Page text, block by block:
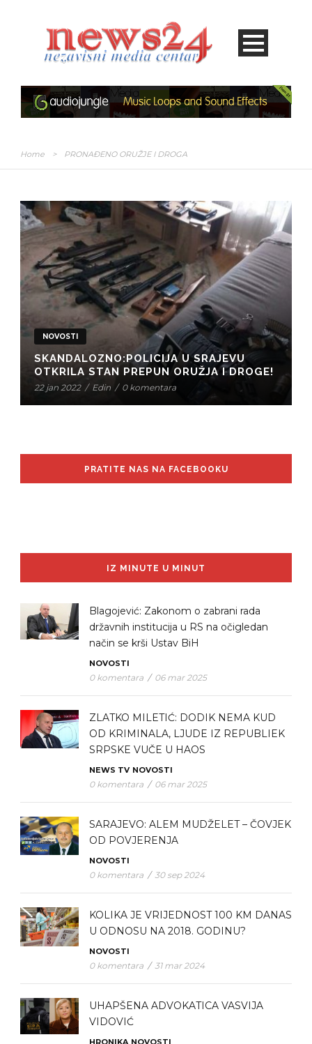
Home > PRONAĐENO ORUŽJE I DROGA
NOVOSTI
SKANDALOZNO:POLICIJA U SRAJEVU
OTKRILA STAN PREPUN ORUŽJA I DROGE!
22 jan 2022 / Edin / 0 komentara
PRATITE NAS NA FACEBOOKU
IZ MINUTE U MINUT
Blagojević: Zakonom o zabrani rada
državnih institucija u RS na očigledan
način se krši Ustav BiH
NOVOSTI
0 komentara / 06 mar 2025
ZLATKO MILETIĆ: DODIK NEMA KUD
OD KRIMINALA, LJUDE IZ REPUBLIEK
SRPSKE VUČE U HAOS
NEWS TV NOVOSTI
0 komentara / 06 mar 2025
SARAJEVO: ALEM MUDŽELET – ČOVJEK
OD POVJERENJA
NOVOSTI
0 komentara / 30 sep 2024
KOLIKA JE VRIJEDNOST 100 KM DANAS
U ODNOSU NA 2018. GODINU?
NOVOSTI
0 komentara / 31 mar 2024
UHAPŠENA ADVOKATICA VASVIJA
VIDOVIĆ
HRONIKA NOVOSTI